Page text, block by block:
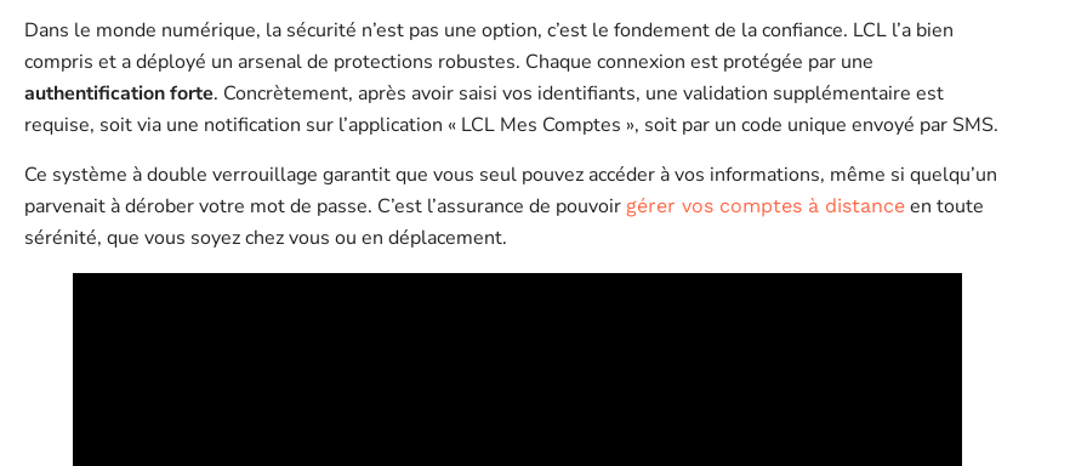
Dans le monde numérique, la sécurité n’est pas une option, c’est le fondement de la confiance. LCL l’a bien
compris et a déployé un arsenal de protections robustes. Chaque connexion est protégée par une
authentification forte. Concrètement, après avoir saisi vos identifiants, une validation supplémentaire est
requise, soit via une notification sur l’application « LCL Mes Comptes », soit par un code unique envoyé par SMS.
Ce système à double verrouillage garantit que vous seul pouvez accéder à vos informations, même si quelqu’un
parvenait à dérober votre mot de passe. C’est l’assurance de pouvoir gérer vos comptes à distance en toute
sérénité, que vous soyez chez vous ou en déplacement.